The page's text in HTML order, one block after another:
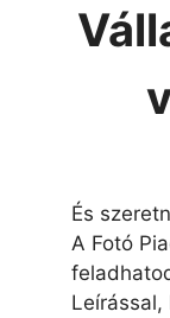
És
A Fotó
Leírással,